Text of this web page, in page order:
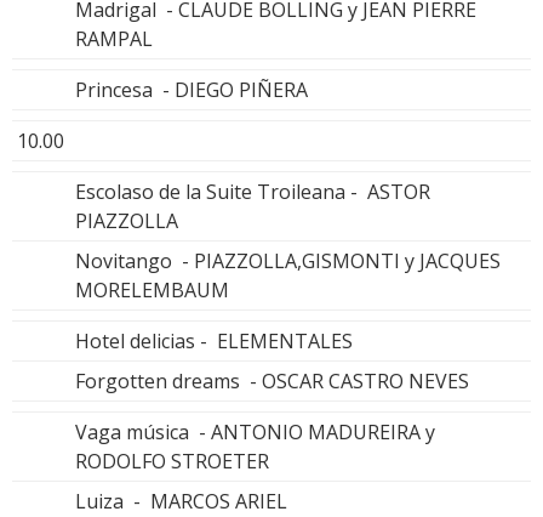
Madrigal - CLAUDE BOLLING y JEAN PIERRE
RAMPAL
Princesa - DIEGO PIÑERA
10.00
Escolaso de la Suite Troileana - ASTOR
PIAZZOLLA
Novitango - PIAZZOLLA,GISMONTI y JACQUES
MORELEMBAUM
Hotel delicias - ELEMENTALES
Forgotten dreams - OSCAR CASTRO NEVES
Vaga música - ANTONIO MADUREIRA y
RODOLFO STROETER
Luiza - MARCOS ARIEL